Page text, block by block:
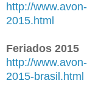
http://
2015.html
Feriados 2015
http://
2015-brasil.html